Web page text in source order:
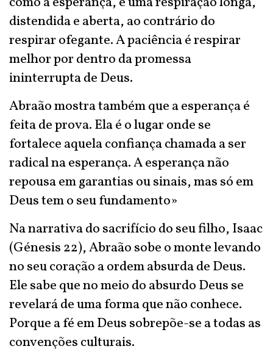
distendida e aberta, ao contrário do
respirar ofegante. A paciência é respirar
melhor por dentro da promessa
ininterrupta de Deus.
Abraão mostra também que a esperança é
feita de prova. Ela é o lugar onde se
fortalece aquela confiança chamada a ser
radical na esperança. A esperança não
repousa em garantias ou sinais, mas só em
Deus tem o seu fundamento»
Na narrativa do sacrifício do seu filho, Isaac
(Génesis 22), Abraão sobe o monte levando
no seu coração a ordem absurda de Deus.
Ele sabe que no meio do absurdo Deus se
revelará de uma forma que não conhece.
Porque a fé em Deus sobrepõe-se a todas as
convenções culturais.